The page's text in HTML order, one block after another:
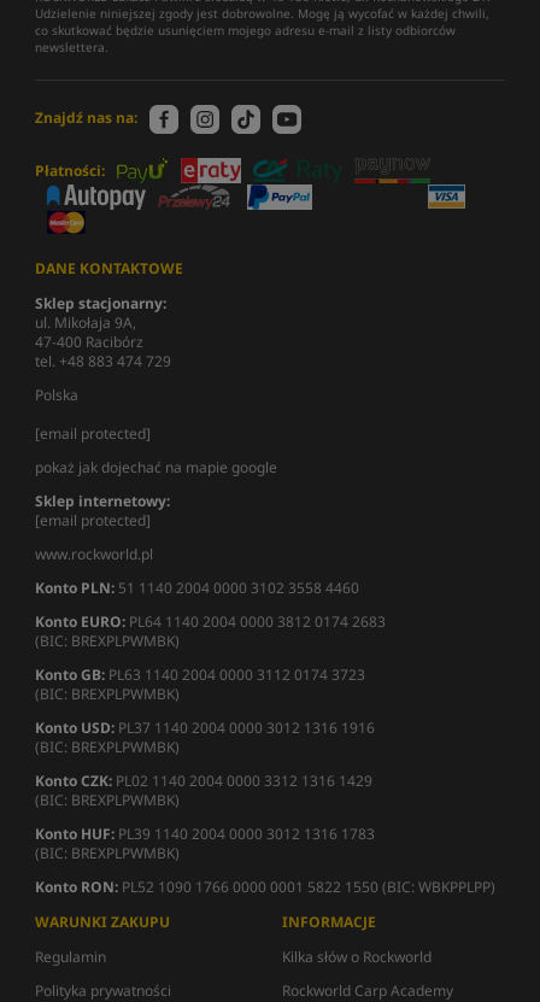
Udzielenie niniejszej zgody jest dobrowolne. Mogę ją wycofać w każdej chwili,
co skutkować będzie usunięciem mojego adresu e-mail z listy odbiorców
newslettera.
Znajdź nas na:
Płatności:
DANE KONTAKTOWE
Sklep stacjonarny:
ul. Mikołaja 9A,
47-400 Racibórz
tel. +48 883 474 729
Polska
[email protected]
pokaż jak dojechać na mapie google
Sklep internetowy:
[email protected]
www.rockworld.pl
Konto PLN: 51 1140 2004 0000 3102 3558 4460
Konto EURO: PL64 1140 2004 0000 3812 0174 2683
(BIC: BREXPLPWMBK)
Konto GB: PL63 1140 2004 0000 3112 0174 3723
(BIC: BREXPLPWMBK)
Konto USD: PL37 1140 2004 0000 3012 1316 1916
(BIC: BREXPLPWMBK)
Konto CZK: PL02 1140 2004 0000 3312 1316 1429
(BIC: BREXPLPWMBK)
Konto HUF: PL39 1140 2004 0000 3012 1316 1783
(BIC: BREXPLPWMBK)
Konto RON: PL52 1090 1766 0000 0001 5822 1550 (BIC: WBKPPLPP)
WARUNKI ZAKUPU
Regulamin
Polityka prywatności
INFORMACJE
Kilka słów o Rockworld
Rockworld Carp Academy